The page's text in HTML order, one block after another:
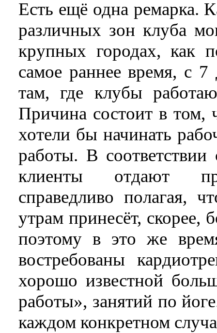
Есть ещё одна ремарка.
различных зон клуба
крупных городах, как
самое раннее время, с
там, где клубы
Причина состоит в том,
хотели бы начинать
работы. В
клиенты отдают
справедливо полагая,
утрам принесёт, скорее,
поэтому в это же
востребованы
хорошо известной
работы», занятий по
каждом конкретном